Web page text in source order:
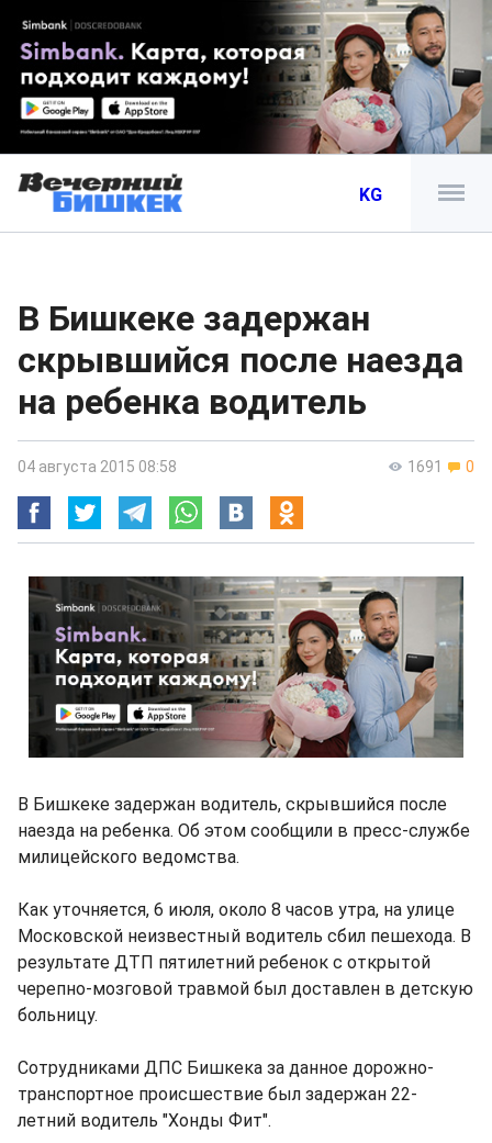
KG
В Бишкеке задержан
скрывшийся после наезда
на ребенка водитель
1691 0
04 августа 2015 08:58
В Бишкеке задержан водитель, скрывшийся после
наезда на ребенка. Об этом сообщили в пресс-службе
милицейского ведомства.
Как уточняется, 6 июля, около 8 часов утра, на улице
Московской неизвестный водитель сбил пешехода. В
результате ДТП пятилетний ребенок с открытой
черепно-мозговой травмой был доставлен в детскую
больницу.
Сотрудниками ДПС Бишкека за данное дорожно-
транспортное происшествие был задержан 22-
летний водитель "Хонды Фит".